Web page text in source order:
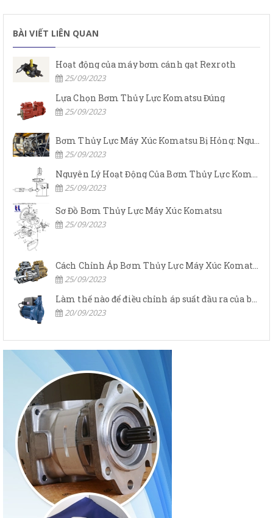
BÀI VIẾT LIÊN QUAN
Hoạt động của máy bơm cánh gạt Rexroth
25/09/2023
Lựa Chọn Bơm Thủy Lực Komatsu Đúng
25/09/2023
Bơm Thủy Lực Máy Xúc Komatsu Bị Hỏng: Nguyên Nhân Và Cách Khắc Phục
25/09/2023
Nguyên Lý Hoạt Động Của Bơm Thủy Lực Komatsu
25/09/2023
Sơ Đồ Bơm Thủy Lực Máy Xúc Komatsu
25/09/2023
Cách Chỉnh Áp Bơm Thủy Lực Máy Xúc Komatsu
25/09/2023
Làm thế nào để điều chỉnh áp suất đầu ra của bơm thủy lực?
20/09/2023